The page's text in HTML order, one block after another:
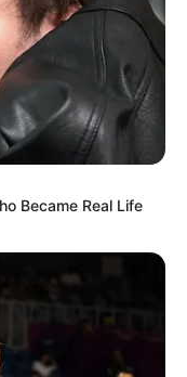
Became Real Life